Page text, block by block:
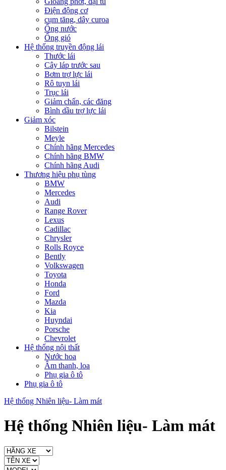
Điện động cơ
cụm tăng, dây curoa
Ống nước
Ống gió
Hệ thống truyền động lái
Thước lái
Cây láp trước sau
Bơm trợ lực lái
Rô tuyn lái
Trục lái
Giảm chấn, các đăng
Bình dầu trợ lực lái
Giảm xóc
Bilstein
Meyle
Chính hãng Mercedes
Chính hãng BMW
Chính hãng Audi
Thương hiệu phụ tùng
BMW
Mercedes
Audi
Range Rover
Lexus
Cadillac
Chrysler
Rolls Royce
Bently
Volkswagen
Toyota
Honda
Ford
Mazda
Kia
Huyndai
Porsche
Chevrolet
Hệ thống nội thất
Nước hoa
Âm thanh, loa
Phụ gia ô tô
Phụ gia ô tô
Hệ thống Nhiên liệu- Làm mát
Hệ thống Nhiên liệu- Làm mát